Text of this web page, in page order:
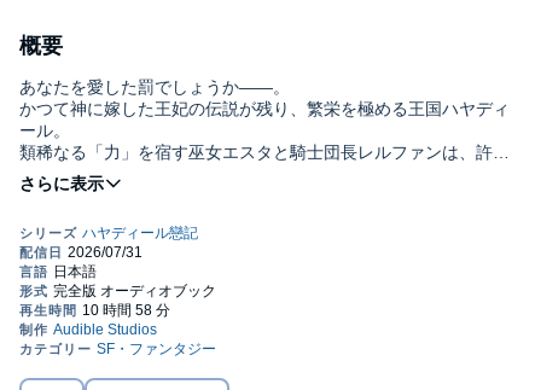
概要
あなたを愛した罰でしょうか――。
かつて神に嫁した王妃の伝説が残り、繁栄を極める王国ハヤディ
ール。
類稀なる「力」を宿す巫女エスタと騎士団長レルファンは、許さ
れぬと知りながら惹かれ合っていた。しかし、エスタが新たに神
に嫁す神妃に選ばれたことから、互いに身を引いた。
一方王宮では、第一王女が毒殺され……。
著者の原点にして新境地のファンタジー。©2025 Sonoko
Machida (P)2026 Audible, Inc.